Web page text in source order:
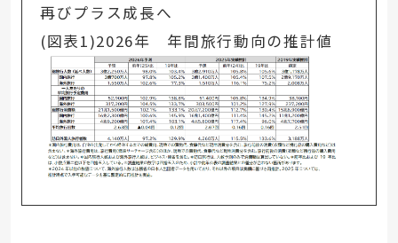
再びプラス成長へ
(図表1)2026年 年間旅行動向の推計値